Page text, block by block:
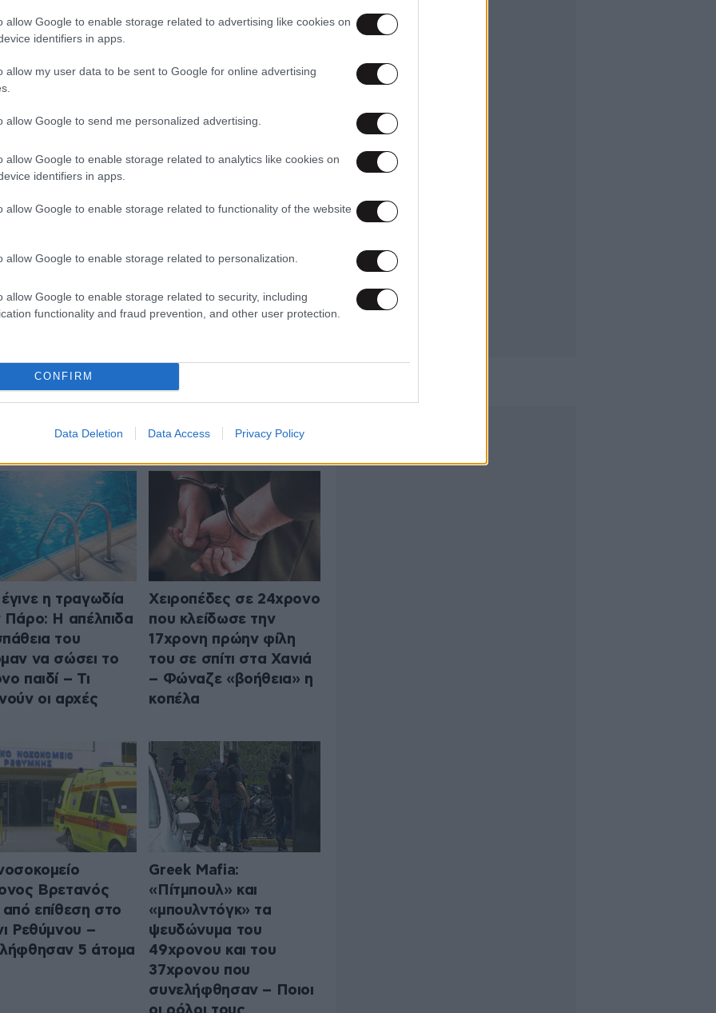
allow Google to enable storage related to advertising like cookies on
identifiers in apps.
allow my user data to be sent to Google for online advertising
allow Google to send me personalized advertising.
allow Google to enable storage related to analytics like cookies on
identifiers in apps.
allow Google to enable storage related to functionality of the website
allow Google to enable storage related to personalization.
allow Google to enable storage related to security, including
functionality and fraud prevention, and other user protection.
CONFIRM
Data Deletion Data Access Privacy Policy
ΚΟΙΝΩΝΙΑ
η τραγωδία
Πάρο: Η απέλπιδα
του
να σώσει το
παιδί – Τι
οι αρχές
Χειροπέδες σε 24χρονο
που κλείδωσε την
17χρονη πρώην φίλη
του σε σπίτι στα Χανιά
– Φώναζε «βοήθεια» η
κοπέλα
Βρετανός
από επίθεση στο
Ρεθύμνου –
5 άτομα
Greek Μafia:
«Πίτμπουλ» και
«μπουλντόγκ» τα
ψευδώνυμα του
49χρονου και του
37χρονου που
συνελήφθησαν – Ποιοι
οι ρόλοι τους